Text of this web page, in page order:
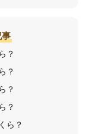
事
？
？
？
？
ら？